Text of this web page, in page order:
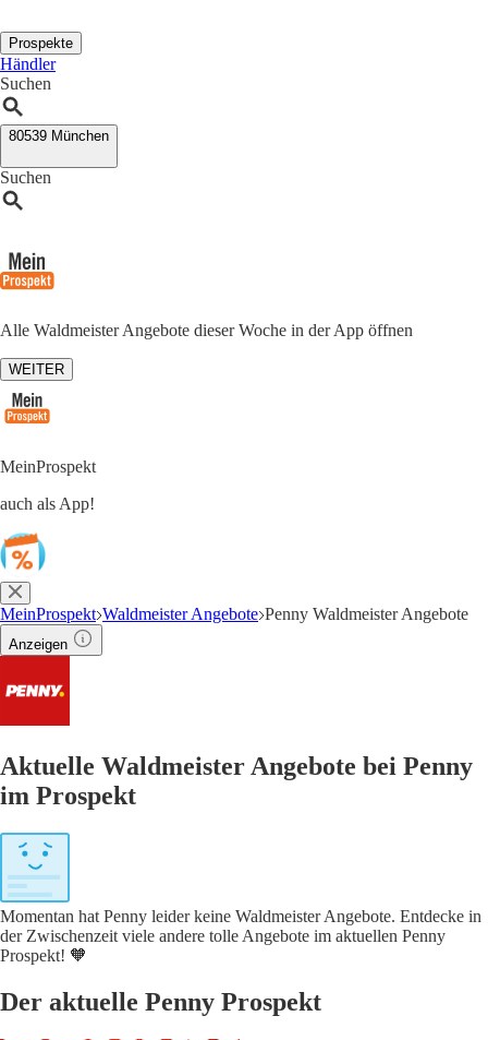
Prospekte
Händler
Suchen
80539 München
Suchen
Alle Waldmeister Angebote dieser Woche in der App öffnen
WEITER
MeinProspekt
auch als App!
MeinProspekt Waldmeister Angebote Penny Waldmeister Angebote
Anzeigen
Aktuelle Waldmeister Angebote bei Penny
im Prospekt
Momentan hat Penny leider keine Waldmeister Angebote. Entdecke in
der Zwischenzeit viele andere tolle Angebote im aktuellen Penny
Prospekt! 🧡
Der aktuelle Penny Prospekt